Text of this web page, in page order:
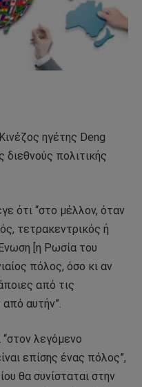
ηγέτης Deng
πολιτικής
ότι “στο μέλλον, όταν
τετρακεντρικός ή
[η Ρωσία του
πόλος, όσο κι αν
από τις
αυτήν”.
λεγόμενο
επίσης ένας πόλος”,
θα συνίσταται στην